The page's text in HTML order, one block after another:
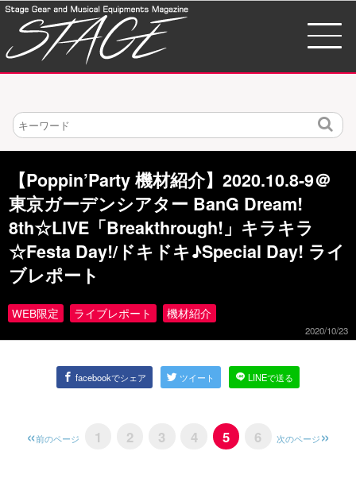
検
【Poppin’Party 機材紹介】2020.10.8-9＠
東京ガーデンシアター BanG Dream!
8th☆LIVE「Breakthrough!」キラキラ
☆Festa Day!/ドキドキ♪Special Day! ライ
ブレポート
WEB限定 ライブレポート 機材紹介
2020/10/23
facebookでシェア ツイート LINEで送る
前のページ 1 2 3 4 5 6 次のページ